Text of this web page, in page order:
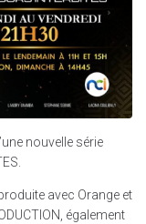
nouvelle série
avec Orange et
également